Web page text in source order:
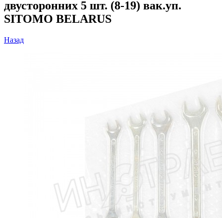
двусторонних 5 шт. (8-19) вак.уп.
SITOMO BELARUS
Назад